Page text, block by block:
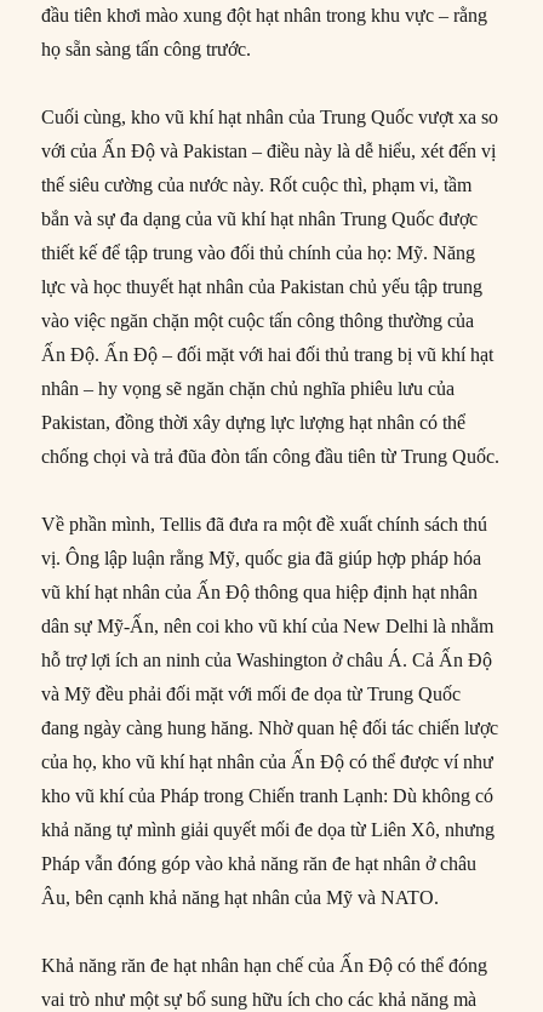
đầu tiên khơi mào xung đột hạt nhân trong khu vực – rằng
họ sẵn sàng tấn công trước.
Cuối cùng, kho vũ khí hạt nhân của Trung Quốc vượt xa so
với của Ấn Độ và Pakistan – điều này là dễ hiểu, xét đến vị
thế siêu cường của nước này. Rốt cuộc thì, phạm vi, tầm
bắn và sự đa dạng của vũ khí hạt nhân Trung Quốc được
thiết kế để tập trung vào đối thủ chính của họ: Mỹ. Năng
lực và học thuyết hạt nhân của Pakistan chủ yếu tập trung
vào việc ngăn chặn một cuộc tấn công thông thường của
Ấn Độ. Ấn Độ – đối mặt với hai đối thủ trang bị vũ khí hạt
nhân – hy vọng sẽ ngăn chặn chủ nghĩa phiêu lưu của
Pakistan, đồng thời xây dựng lực lượng hạt nhân có thể
chống chọi và trả đũa đòn tấn công đầu tiên từ Trung Quốc.
Về phần mình, Tellis đã đưa ra một đề xuất chính sách thú
vị. Ông lập luận rằng Mỹ, quốc gia đã giúp hợp pháp hóa
vũ khí hạt nhân của Ấn Độ thông qua hiệp định hạt nhân
dân sự Mỹ-Ấn, nên coi kho vũ khí của New Delhi là nhằm
hỗ trợ lợi ích an ninh của Washington ở châu Á. Cả Ấn Độ
và Mỹ đều phải đối mặt với mối đe dọa từ Trung Quốc
đang ngày càng hung hăng. Nhờ quan hệ đối tác chiến lược
của họ, kho vũ khí hạt nhân của Ấn Độ có thể được ví như
kho vũ khí của Pháp trong Chiến tranh Lạnh: Dù không có
khả năng tự mình giải quyết mối đe dọa từ Liên Xô, nhưng
Pháp vẫn đóng góp vào khả năng răn đe hạt nhân ở châu
Âu, bên cạnh khả năng hạt nhân của Mỹ và NATO.
Khả năng răn đe hạt nhân hạn chế của Ấn Độ có thể đóng
vai trò như một sự bổ sung hữu ích cho các khả năng mà